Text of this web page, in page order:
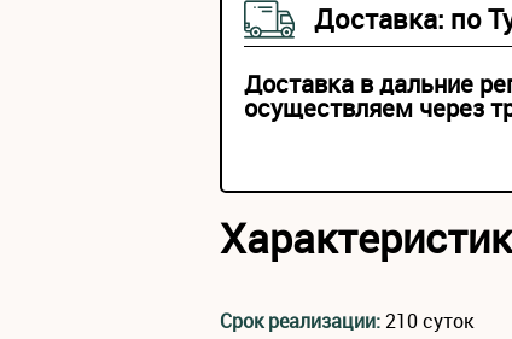
Доставка: по
Доставка в дальние
осуществляем через
Срок реализации:210 суток